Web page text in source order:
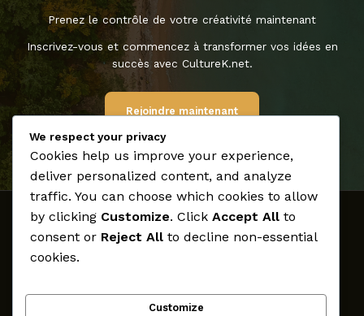
Prenez le contrôle de votre créativité maintenant
Inscrivez-vous et commencez à transformer vos idées en
succès avec CultureK.net.
Rejoindre maintenant
Accueil
Médias
Participer
We respect your privacy
Cookies help us improve your experience,
deliver personalized content, and analyze
traffic. You can choose which cookies to allow
by clicking Customize. Click Accept All to
consent or Reject All to decline non-essential
cookies.
Customize